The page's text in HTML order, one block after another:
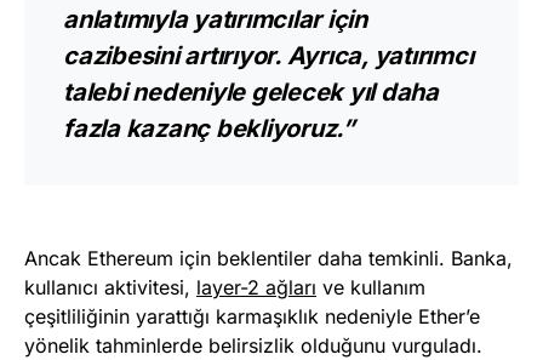
anlatımıyla yatırımcılar için
cazibesini artırıyor. Ayrıca, yatırımcı
talebi nedeniyle gelecek yıl daha
fazla kazanç bekliyoruz.”
Ancak Ethereum için beklentiler daha temkinli. Banka,
kullanıcı aktivitesi, layer-2 ağları ve kullanım
çeşitliliğinin yarattığı karmaşıklık nedeniyle Ether’e
yönelik tahminlerde belirsizlik olduğunu vurguladı.